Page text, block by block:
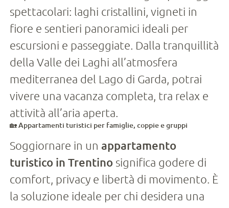
spettacolari: laghi cristallini, vigneti in
fiore e sentieri panoramici ideali per
escursioni e passeggiate. Dalla tranquillità
della Valle dei Laghi all’atmosfera
mediterranea del Lago di Garda, potrai
vivere una vacanza completa, tra relax e
attività all’aria aperta.
🏡 Appartamenti turistici per famiglie, coppie e gruppi
Soggiornare in un appartamento
turistico in Trentino significa godere di
comfort, privacy e libertà di movimento. È
la soluzione ideale per chi desidera una